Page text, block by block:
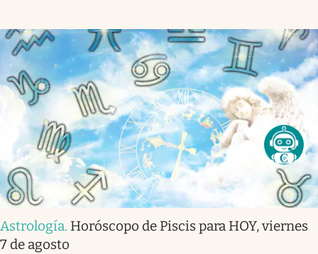
Astrología. Horóscopo de Piscis para HOY, viernes
7 de agosto